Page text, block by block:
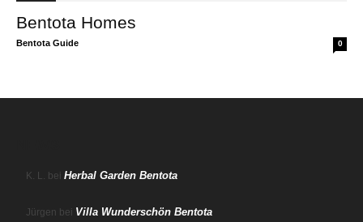
Bentota Homes
Bentota Guide 0
K. L. bei Herbal Garden Bentota
Jürgen bei Villa Wunderschön Bentota